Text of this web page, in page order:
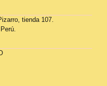
tienda 107.